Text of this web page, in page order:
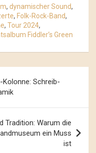
, dynamischer Sound,
, Folk-Rock-Band,
, Tour 2024,
Fiddler’s Green
Schreib-
Tradition: Warum die
ein Muss
ist